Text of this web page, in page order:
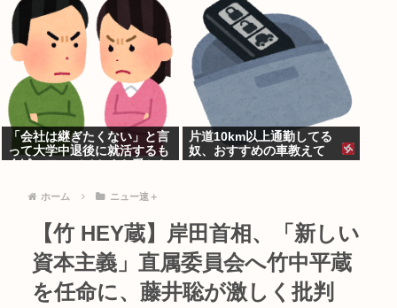
「会社は継ぎたくない」と言
って大学中退後に就活するも
片道10km以上通勤してる
奴、おすすめの車教えて
ホーム ニュー速＋
【竹 HEY蔵】岸田首相、「新しい
資本主義」直属委員会へ竹中平蔵
を任命に、藤井聡が激しく批判